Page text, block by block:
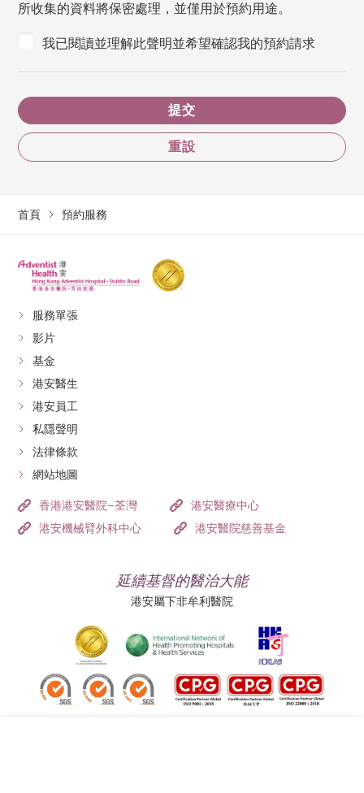
所收集的資料將保密處理，並僅用於預約用途。
我已閱讀並理解此聲明並希望確認我的預約請求
提交
重設
首頁 預約服務
服務單張
影片
基金
港安醫生
港安員工
私隱聲明
法律條款
網站地圖
香港港安醫院–荃灣
港安醫療中心
港安機械臂外科中心
港安醫院慈善基金
延續基督的醫治大能
港安屬下非牟利醫院